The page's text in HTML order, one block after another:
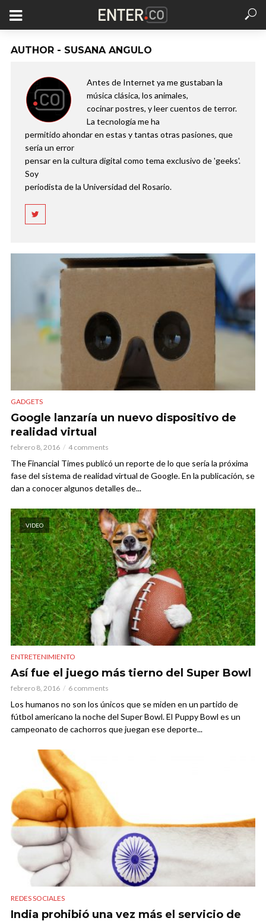
AUTHOR - SUSANA ANGULO
Antes de Internet ya me gustaban la
música clásica, los animales,
cocinar postres, y leer cuentos de terror.
La tecnología me ha
permitido ahondar en estas y tantas otras pasiones, que
sería un error
pensar en la cultura digital como tema exclusivo de 'geeks'.
Soy
periodista de la Universidad del Rosario.
GADGETS
Google lanzaría un nuevo dispositivo de
realidad virtual
febrero 8, 2016 4 comments
The Financial Times publicó un reporte de lo que sería la próxima
fase del sistema de realidad virtual de Google. En la publicación, se
dan a conocer algunos detalles de...
VIDEO
ENTRETENIMIENTO
Así fue el juego más tierno del Super Bowl
febrero 8, 2016 6 comments
Los humanos no son los únicos que se miden en un partido de
fútbol americano la noche del Super Bowl. El Puppy Bowl es un
campeonato de cachorros que juegan ese deporte...
REDES SOCIALES
India prohibió una vez más el servicio de